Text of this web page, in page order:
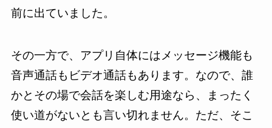
前に出ていました。
その一方で、アプリ自体にはメッセージ機能も
音声通話もビデオ通話もあります。なので、誰
かとその場で会話を楽しむ用途なら、まったく
使い道がないとも言い切れません。ただ、そこ